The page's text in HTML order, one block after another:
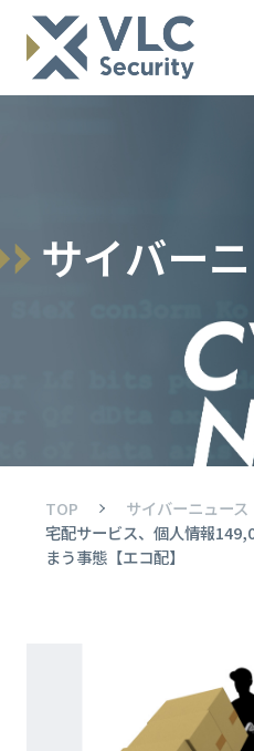
サイバーニ
TOP
サイバーニュース
宅配サービス、個人情報
まう事態【エコ配】